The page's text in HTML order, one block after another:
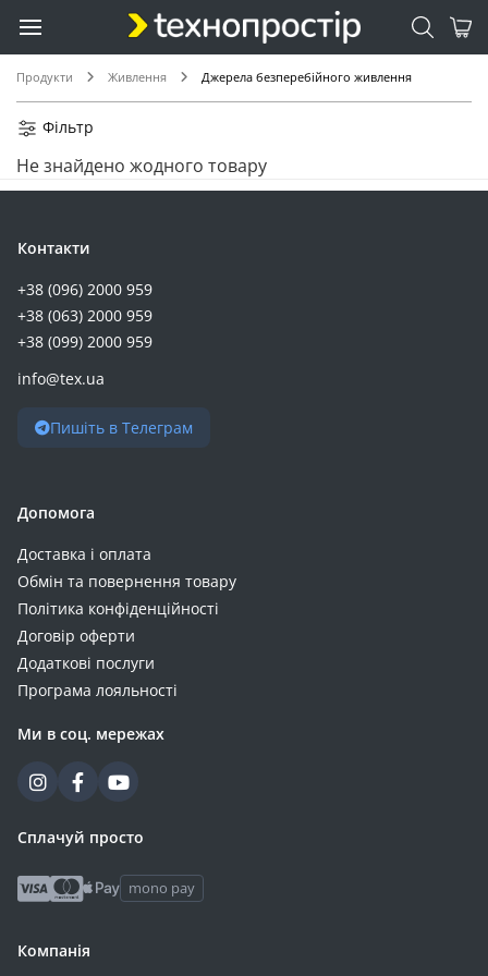
Продукти Живлення Джерела безперебійного живлення
Фільтр
Не знайдено жодного товару
Контакти
+38 (096) 2000 959
+38 (063) 2000 959
+38 (099) 2000 959
info@tex.ua
Пишіть в Телеграм
Допомога
Доставка і оплата
Обмін та повернення товару
Політика конфіденційності
Договір оферти
Додаткові послуги
Програма лояльності
Ми в соц. мережах
Сплачуй просто
mono pay
Компанія